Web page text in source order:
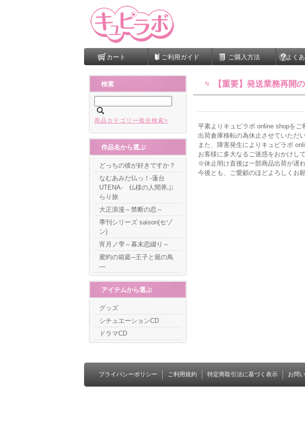
カート ご利用ガイド ご購入方法 よく
【重要】発送業務再開
平素よりキュピラボ online shopをご
出荷倉庫移転の為休止させていただ
また、障害発生によりキュピラボ
お客様に多大なるご迷惑をおかけし
※休止明け直後は一部商品出荷が遅
今後とも、ご愛顧のほどよろしくお
検索
商品カテゴリー複合検索>
作品名から選ぶ
どっちの彼が好きですか？
なむあみだ仏っ！-蓮台
UTENA- 仏様の人間界ぶ
らり旅
大正浪漫～禁断の恋～
季刊シリーズ saison(セゾ
ン)
宵月ノ雫～幕末恋綴り～
蜜約の箱庭─王子と籠の鳥
―
アイテムから選ぶ
グッズ
シチュエーションCD
ドラマCD
プライバシーポリシー ご利用規約 特定商取引法に基づく表示 お問